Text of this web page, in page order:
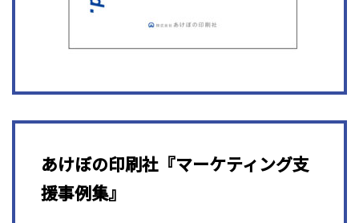
あけぼの印刷社『マーケティング支
援事例集』